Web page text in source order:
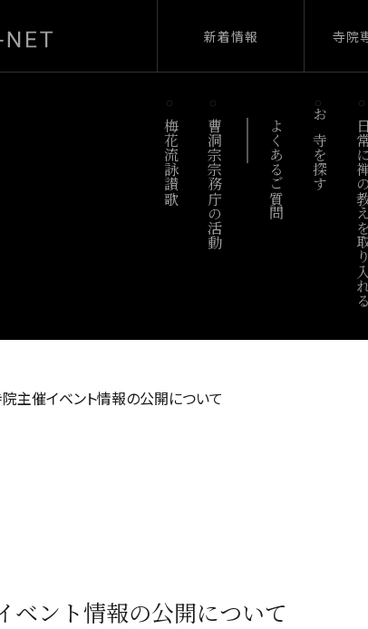
新着情報 寺院
梅花流詠讃歌 曹洞宗宗務庁の活動 よくあるご質問 お寺を探す 日常に禅の
主催イベント情報の公開について
ベント情報の公開について